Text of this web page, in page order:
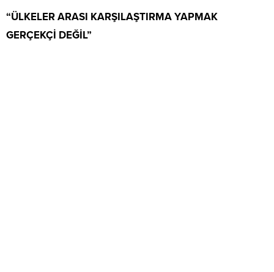
“ÜLKELER ARASI KARŞILAŞTIRMA YAPMAK
GERÇEKÇİ DEĞİL”